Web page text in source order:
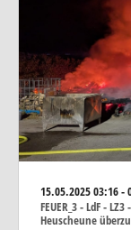
15.05.202503:16 -
FEUER_3 - LdF -
Heuscheune